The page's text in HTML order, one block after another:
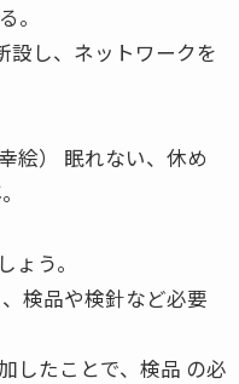
。
設し、ネットワークを
眠れない、休め
う。
検品や検針など必要
したことで、検品 の必